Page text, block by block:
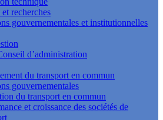
recherches
gouvernementales et institutionnelles
d’administration
du transport en commun
gouvernementales
du transport en commun
et croissance des sociétés de